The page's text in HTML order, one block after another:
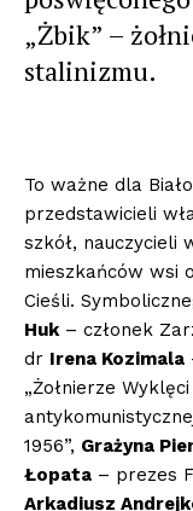
„Żbik” –
stalinizmu.
To ważne dla
przedstawicieli
szkół, nauczycieli
mieszkańców wsi
Cieśli.
Huk– członek
dr Irena Kozimala
„Żołnierze
1956”, Grażyna
Łopata – prezes
Arkadiusz